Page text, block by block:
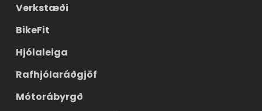
Verkstæði
BikeFit
Hjólaleiga
Rafhjólaráðgjöf
Mótorábyrgð